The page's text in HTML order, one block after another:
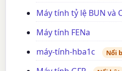
Máy tính tỷ lệ BUN và
Máy tính FENa
máy-tính-hba1c
Nổi